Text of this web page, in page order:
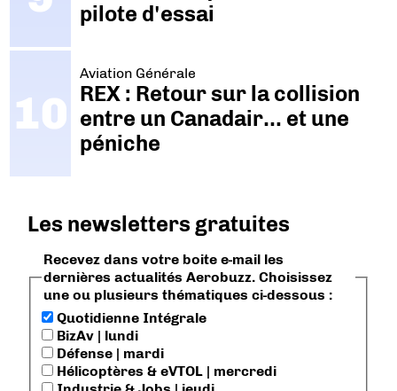
pilote d'essai
Aviation Générale
REX : Retour sur la collision
entre un Canadair… et une
péniche
Les newsletters gratuites
Recevez dans votre boite e-mail les
dernières actualités Aerobuzz. Choisissez
une ou plusieurs thématiques ci-dessous :
Quotidienne Intégrale
BizAv | lundi
Défense | mardi
Hélicoptères & eVTOL | mercredi